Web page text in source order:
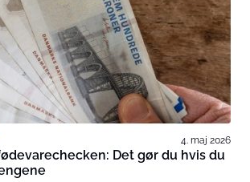
4. maj 2026
Det gør du hvis du